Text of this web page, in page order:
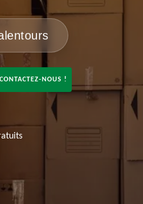
CONTACTEZ-NOUS !